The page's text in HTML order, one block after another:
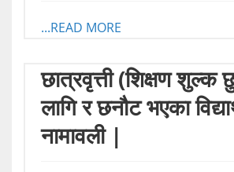
...READ MORE
छात्रवृत्ती (शिक्षण शुल्क
लागि र छनौट भएका
नामावली |